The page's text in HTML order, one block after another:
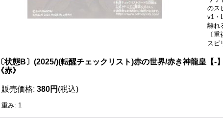
のス
v1・
離れ
〔
スピ
〔状態B〕(2025/)(転醒チェックリスト)赤の世界/赤き神龍皇【
《赤》
販売価格: 380円 (税込)
重み: 1